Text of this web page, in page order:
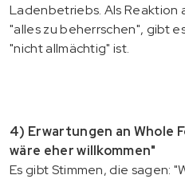
Ladenbetriebs. Als Reaktion
"alles zu beherrschen", gibt
"nicht allmächtig" ist.
4) Erwartungen an Whole
wäre eher willkommen"
Es gibt Stimmen, die sagen: